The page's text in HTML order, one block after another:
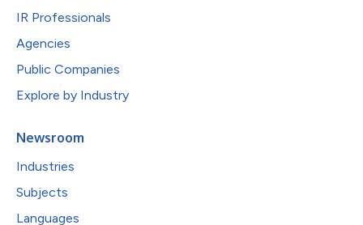
IR Professionals
Agencies
Public Companies
Explore by Industry
Newsroom
Industries
Subjects
Languages